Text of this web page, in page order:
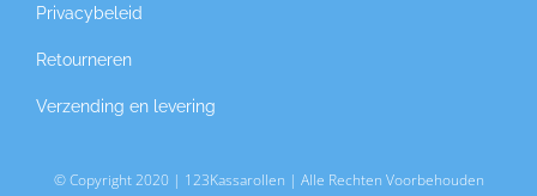
Privacybeleid
Retourneren
Verzending en levering
© Copyright 2020 | 123Kassarollen | Alle Rechten Voorbehouden